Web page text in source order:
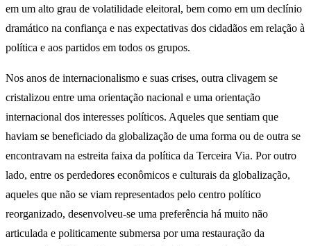
em um alto grau de volatilidade eleitoral, bem como em um declínio
dramático na confiança e nas expectativas dos cidadãos em relação à
política e aos partidos em todos os grupos.
Nos anos de internacionalismo e suas crises, outra clivagem se
cristalizou entre uma orientação nacional e uma orientação
internacional dos interesses políticos. Aqueles que sentiam que
haviam se beneficiado da globalização de uma forma ou de outra se
encontravam na estreita faixa da política da Terceira Via. Por outro
lado, entre os perdedores econômicos e culturais da globalização,
aqueles que não se viam representados pelo centro político
reorganizado, desenvolveu-se uma preferência há muito não
articulada e politicamente submersa por uma restauração da